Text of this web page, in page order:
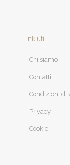
Link utili
Chi siamo
Contatti
Condizioni di
Privacy
Cookie